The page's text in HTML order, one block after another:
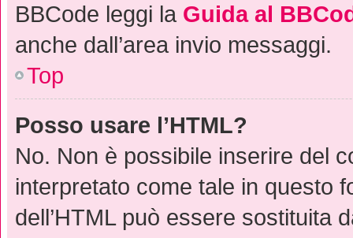
BBCode leggi la Guida al
anche dall’area invio messaggi.
Top
Posso usare l’HTML?
No. Non è possibile inserire del
interpretato come tale in questo
dell’HTML può essere sostituita